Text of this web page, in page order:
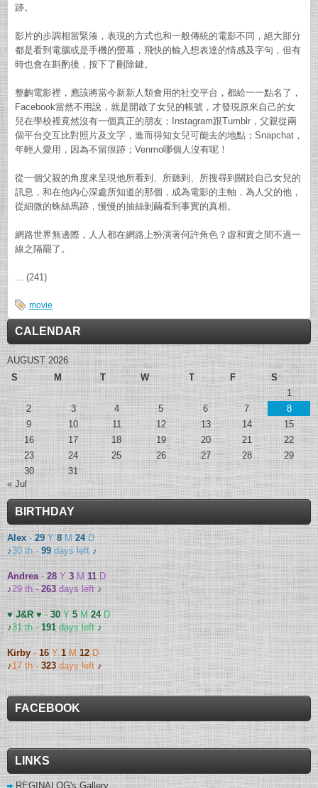
跡。
影片的步調相當緊湊，表現的方式也和一般傳統的電影不同，絕大部分
都是看到電腦或是手機的螢幕，飛快的輸入想表達的情感及字句，但有
時也會在斟酌後，按下了刪除鍵。
整齣電影裡，應該將當今新新人類會用的社交平台，都給一一點名了，
Facebook當然不用說，就是開啟了女兒的帳號，才發現原來自己的女
兒在學校裡竟然沒有一個真正的朋友；Instagram跟Tumblr，父親從兩
個平台交互比對照片及文字，進而得知女兒可能去的地點；Snapchat，
年輕人愛用，因為不留痕跡；Venmo哪個人沒有呢！
從一個父親的角度來呈現他所看到、所聽到、所搜尋到關於自己女兒的
訊息，和在他內心深處所知道的那個，成為電影的主軸，為人父的他，
從細微的蛛絲馬跡，慢慢的抽絲剝繭看到事實的真相。
網路世界無邊際，人人都在網路上扮演著何許角色？虛和實之間不過一
線之隔罷了。
... (241)
movie
CALENDAR
AUGUST 2026
S
M T W T F
S
1
2
3 4 5 6 7
8
9
10 11 12 13 14
15
16
17 18 19 20 21
22
23
24 25 26 27 28
29
30
31
« Jul
BIRTHDAY
Alex-29 Y8M24D
♪30 th -99days left♪
Andrea-28Y3M11D
♪29 th -263days left ♪
♥ J&R ♥-30Y5M24D
♪31 th -191days left♪
Kirby -16Y1M12D
♪17 th -323days left♪
FACEBOOK
LINKS
REGINALOG's Gallery